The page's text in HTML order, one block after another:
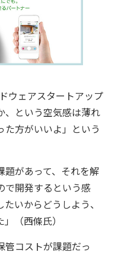
ウェアスタートアップ
、という空気感は薄れ
方がいいよ」という
があって、それを解
で開発するという感
いからどうしよう、
（西條氏）
コストが課題だっ